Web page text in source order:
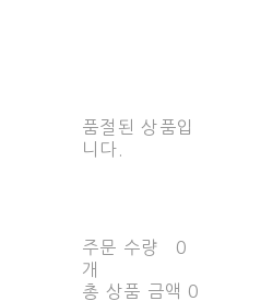
품절된 상품입
니다.
주문 수량
0
개
총 상품 금액 0